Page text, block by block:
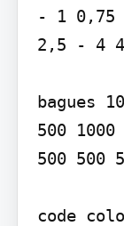
- 1
2,5 - 4
bagues
500 1000
500 500
code